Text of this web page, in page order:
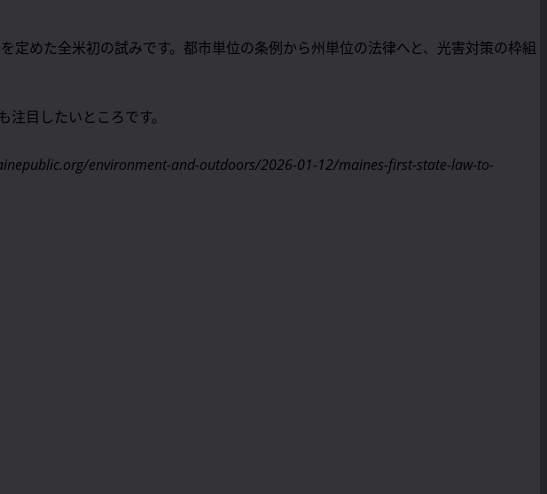
めた全米初の試みです。都市単位の条例から州単位の法律へと、光害対策の枠組
目したいところです。
environment-and-outdoors/2026-01-12/maines-first-state-law-to-